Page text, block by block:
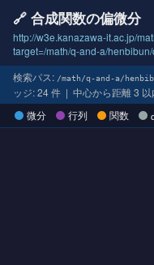
🔗 合成関数の偏微分
http://w3e.kanazawa-it.ac.jp/
target=/math/q-and-a/
検索パス: /math/q-and-a/
ッジ: 24 件 | 中心から距離 3 以
微分 行列 関数